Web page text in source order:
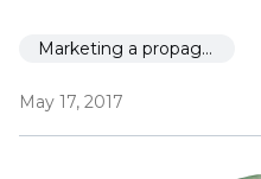
Marketing a propagace
May 17, 2017